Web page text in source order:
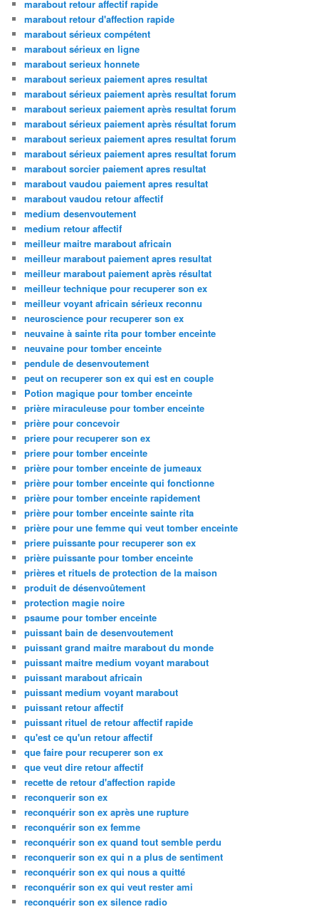
marabout retour affectif rapide
marabout retour d'affection rapide
marabout sérieux compétent
marabout sérieux en ligne
marabout serieux honnete
marabout serieux paiement apres resultat
marabout sérieux paiement après resultat forum
marabout serieux paiement après resultat forum
marabout sérieux paiement après résultat forum
marabout serieux paiement apres resultat forum
marabout sérieux paiement apres resultat forum
marabout sorcier paiement apres resultat
marabout vaudou paiement apres resultat
marabout vaudou retour affectif
medium desenvoutement
medium retour affectif
meilleur maitre marabout africain
meilleur marabout paiement apres resultat
meilleur marabout paiement après résultat
meilleur technique pour recuperer son ex
meilleur voyant africain sérieux reconnu
neuroscience pour recuperer son ex
neuvaine à sainte rita pour tomber enceinte
neuvaine pour tomber enceinte
pendule de desenvoutement
peut on recuperer son ex qui est en couple
Potion magique pour tomber enceinte
prière miraculeuse pour tomber enceinte
prière pour concevoir
priere pour recuperer son ex
priere pour tomber enceinte
prière pour tomber enceinte de jumeaux
prière pour tomber enceinte qui fonctionne
prière pour tomber enceinte rapidement
prière pour tomber enceinte sainte rita
prière pour une femme qui veut tomber enceinte
priere puissante pour recuperer son ex
prière puissante pour tomber enceinte
prières et rituels de protection de la maison
produit de désenvoûtement
protection magie noire
psaume pour tomber enceinte
puissant bain de desenvoutement
puissant grand maitre marabout du monde
puissant maitre medium voyant marabout
puissant marabout africain
puissant medium voyant marabout
puissant retour affectif
puissant rituel de retour affectif rapide
qu'est ce qu'un retour affectif
que faire pour recuperer son ex
que veut dire retour affectif
recette de retour d'affection rapide
reconquerir son ex
reconquérir son ex après une rupture
reconquérir son ex femme
reconquérir son ex quand tout semble perdu
reconquerir son ex qui n a plus de sentiment
reconquérir son ex qui nous a quitté
reconquérir son ex qui veut rester ami
reconquérir son ex silence radio